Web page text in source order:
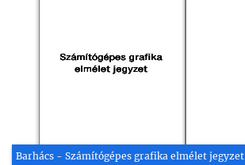
Barhács - Számítógépes grafika elmélet jegyzet